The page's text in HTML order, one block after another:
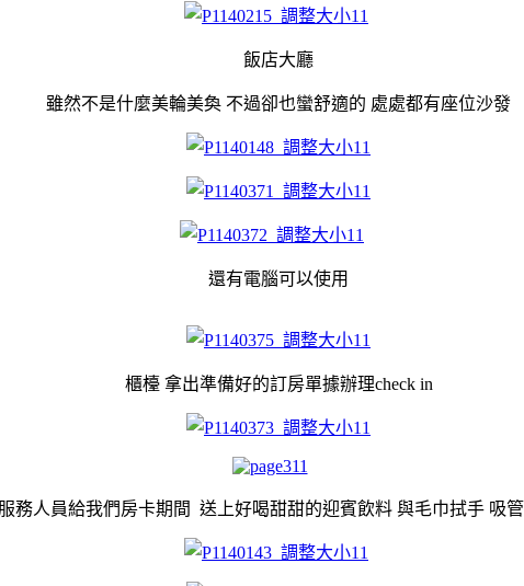
飯店大廳
雖然不是什麼美輪美奐 不過卻也蠻舒適的 處處都有座位沙發
還有電腦可以使用
櫃檯 拿出準備好的訂房單據辦理check in
務人員給我們房卡期間 送上好喝甜甜的迎賓飲料 與毛巾拭手 吸